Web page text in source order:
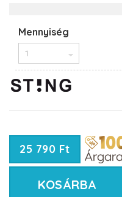
Mennyiség
25 790 Ft
KOSÁRBA